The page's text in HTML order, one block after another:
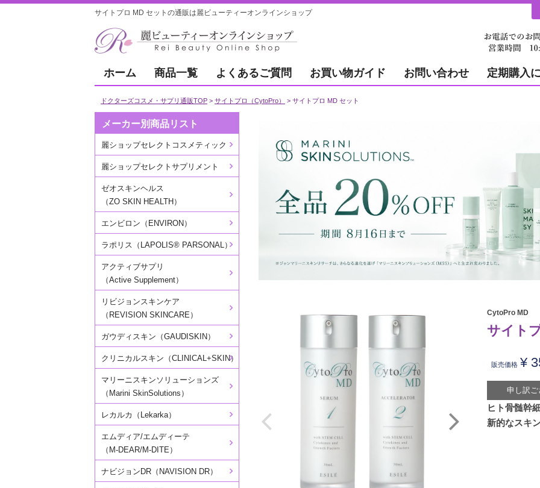
サイトプロ MD セットの通販は麗ビューティーオンラインショップ
ホーム 商品一覧 よくあるご質問 お買い物ガイド お問い合わせ 定期購入
ドクターズコスメ・サプリ通販TOP サイトプロ（CytoPro） サイトプロ MD セット
CytoPro MD
サイト
販売価格 ¥
申し訳ご
ヒト骨髄幹
新的なスキ
メーカー別商品リスト
麗ショップセレクトコスメティック
麗ショップセレクトサプリメント
ゼオスキンヘルス
（ZO SKIN HEALTH）
エンビロン（ENVIRON）
ラポリス（LAPOLIS® PARSONAL）
アクティブサプリ
（Active Supplement）
リビジョンスキンケア
（REVISION SKINCARE）
ガウディスキン（GAUDISKIN）
クリニカルスキン（CLINICAL+SKIN）
マリーニスキンソリューションズ
（Marini SkinSolutions）
レカルカ（Lekarka）
エムディア/エムディーテ
（M-DEAR/M-DITE）
ナビジョンDR（NAVISION DR）